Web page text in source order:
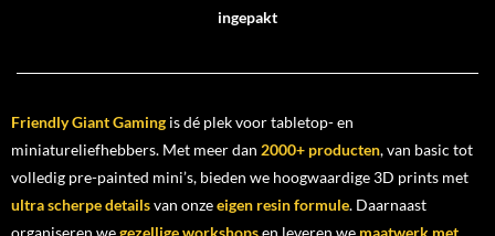
ingepakt
Friendly Giant Gamingis dé plek voor tabletop- en
miniatureliefhebbers. Met meer dan 2000+ producten, van basic tot
volledig pre-painted mini’s, bieden we hoogwaardige 3D prints met
ultra scherpe detailsvan onzeeigen resin formule. Daarnaast
organiseren wegezellige workshopsen leveren we maatwerk met